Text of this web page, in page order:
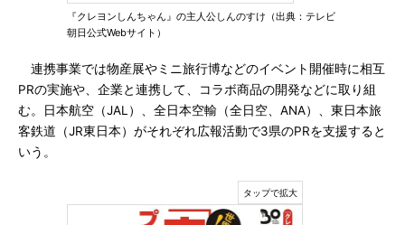
『クレヨンしんちゃん』の主人公しんのすけ（出典：テレビ
朝日公式Webサイト）
連携事業では物産展やミニ旅行博などのイベント開催時に相互
PRの実施や、企業と連携して、コラボ商品の開発などに取り組
む。日本航空（JAL）、全日本空輸（全日空、ANA）、東日本旅
客鉄道（JR東日本）がそれぞれ広報活動で3県のPRを支援すると
いう。